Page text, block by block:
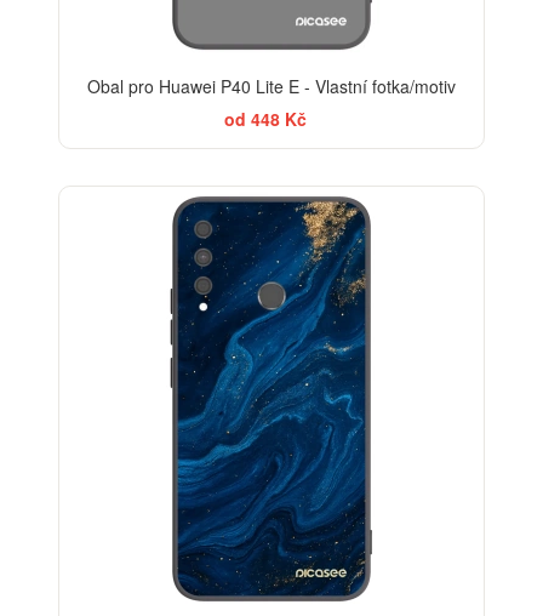
Obal pro Huawei P40 Lite E - Vlastní fotka/motiv
od 448 Kč